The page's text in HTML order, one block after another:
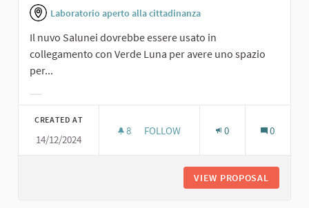
Laboratorio aperto alla cittadinanza
Il nuvo Salunei dovrebbe essere usato in
collegamento con Verde Luna per avere uno spazio
per...
CREATED AT
14/12/2024
8 8 FOLLOWERS
FOLLOW 0 0
VIEW PROPOSAL